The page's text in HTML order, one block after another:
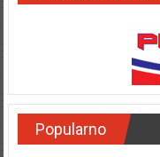
Popularno